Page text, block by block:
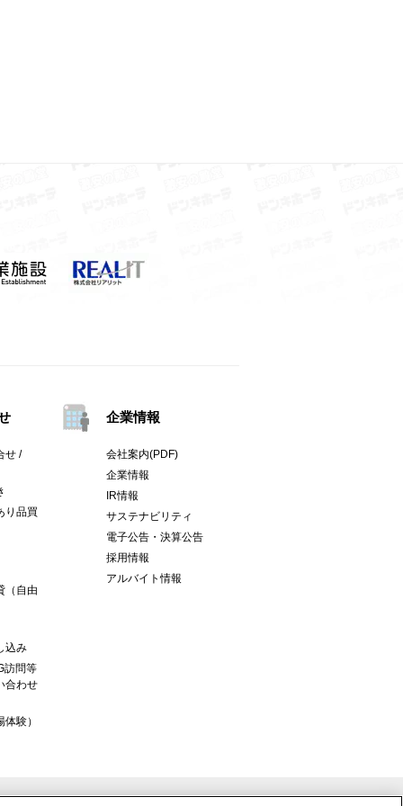
せ /
り品買
（自由
込み
訪問等
合わせ
験）
企業情報
会社案内(PDF)
企業情報
IR情報
サステナビリティ
電子公告・決算公告
採用情報
アルバイト情報